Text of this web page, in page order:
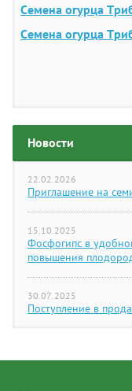
Семена огурца
Семена огурца
Новости
22.02.2026
Приглашение на
15.10.2025
Фосфогипс в
повышения
30.07.2025
Поступление в